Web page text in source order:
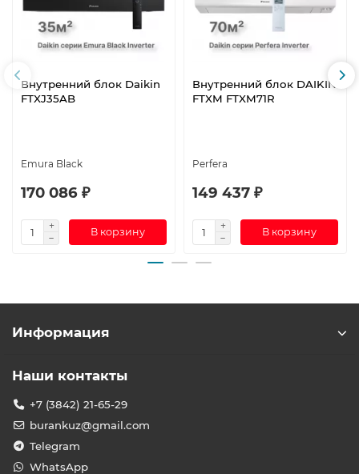
Внутренний блок Daikin
FTXJ35AB
Emura Black
170 086 ₽
В корзину
Внутренний блок DAIKIN
FTXM FTXM71R
Perfera
149 437 ₽
В корзину
Информация
Наши контакты
+7 (3842) 21-65-29
burankuz@gmail.com
Telegram
WhatsApp